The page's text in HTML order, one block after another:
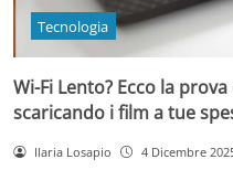
Tecnologia
Wi-Fi Lento? Ecco la
scaricando i film a tue
Ilaria Losapio 4 Dicembre